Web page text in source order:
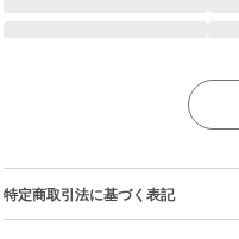
特定商取引法に基づく表記